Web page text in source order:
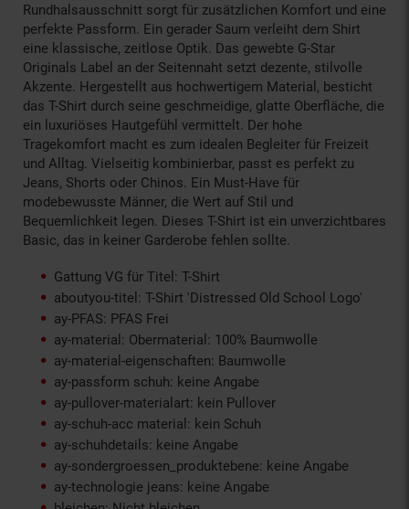
Rundhalsausschnitt sorgt für zusätzlichen Komfort und eine
perfekte Passform. Ein gerader Saum verleiht dem Shirt
eine klassische, zeitlose Optik. Das gewebte G-Star
Originals Label an der Seitennaht setzt dezente, stilvolle
Akzente. Hergestellt aus hochwertigem Material, besticht
das T-Shirt durch seine geschmeidige, glatte Oberfläche, die
ein luxuriöses Hautgefühl vermittelt. Der hohe
Tragekomfort macht es zum idealen Begleiter für Freizeit
und Alltag. Vielseitig kombinierbar, passt es perfekt zu
Jeans, Shorts oder Chinos. Ein Must-Have für
modebewusste Männer, die Wert auf Stil und
Bequemlichkeit legen. Dieses T-Shirt ist ein unverzichtbares
Basic, das in keiner Garderobe fehlen sollte.
Gattung VG für Titel: T-Shirt
aboutyou-titel: T-Shirt 'Distressed Old School Logo'
ay-PFAS: PFAS Frei
ay-material: Obermaterial: 100% Baumwolle
ay-material-eigenschaften: Baumwolle
ay-passform schuh: keine Angabe
ay-pullover-materialart: kein Pullover
ay-schuh-acc material: kein Schuh
ay-schuhdetails: keine Angabe
ay-sondergroessen_produktebene: keine Angabe
ay-technologie jeans: keine Angabe